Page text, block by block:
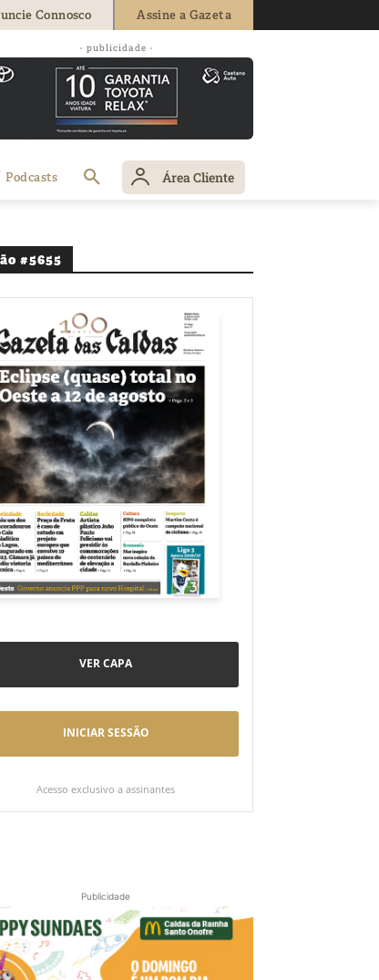
Connosco Assine a Gazeta
- publicidade -
Podcasts Área Cliente
#5655
VER CAPA
INICIAR SESSÃO
Acesso exclusivo a assinantes
Publicidade